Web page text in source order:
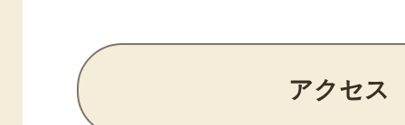
アクセス